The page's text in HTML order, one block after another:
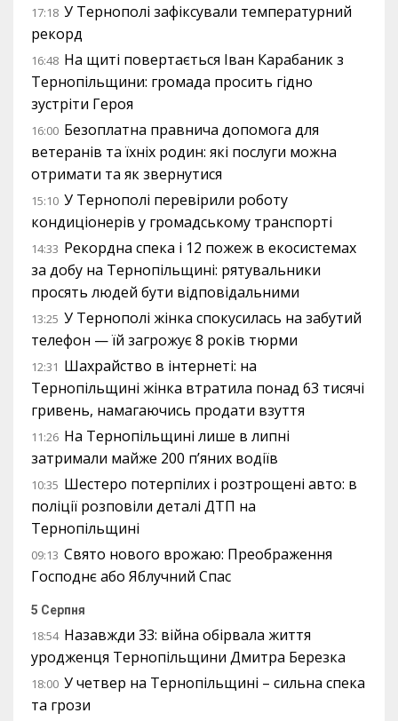
17:18 У Тернополі зафіксували температурний
рекорд
16:48 На щиті повертається Іван Карабаник з
Тернопільщини: громада просить гідно
зустріти Героя
16:00 Безоплатна правнича допомога для
ветеранів та їхніх родин: які послуги можна
отримати та як звернутися
15:10 У Тернополі перевірили роботу
кондиціонерів у громадському транспорті
14:33 Рекордна спека і 12 пожеж в екосистемах
за добу на Тернопільщині: рятувальники
просять людей бути відповідальними
13:25 У Тернополі жінка спокусилась на забутий
телефон — їй загрожує 8 років тюрми
12:31 Шахрайство в інтернеті: на
Тернопільщині жінка втратила понад 63 тисячі
гривень, намагаючись продати взуття
11:26 На Тернопільщині лише в липні
затримали майже 200 п’яних водіїв
10:35 Шестеро потерпілих і розтрощені авто: в
поліції розповіли деталі ДТП на
Тернопільщині
09:13 Свято нового врожаю: Преображення
Господнє або Яблучний Спас
5 Серпня
18:54 Назавжди 33: війна обірвала життя
уродженця Тернопільщини Дмитра Березка
18:00 У четвер на Тернопільщині – сильна спека
та грози